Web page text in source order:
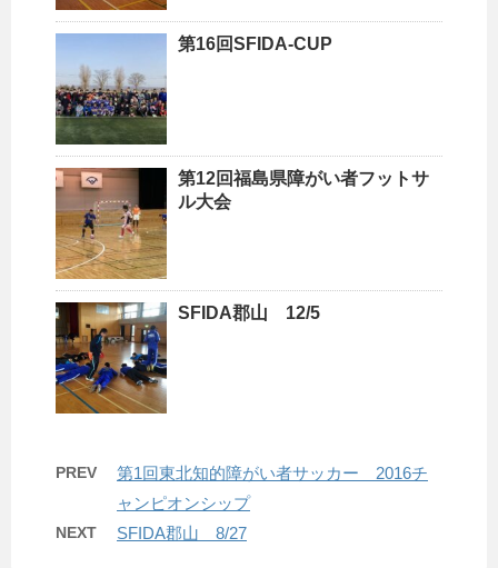
第16回SFIDA-CUP
第12回福島県障がい者フットサ
ル大会
SFIDA郡山 12/5
PREV
第1回東北知的障がい者サッカー 2016チ
ャンピオンシップ
NEXT SFIDA郡山 8/27